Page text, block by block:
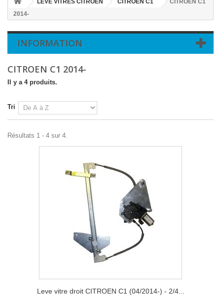
LEVE VITRES CITROEN CITROEN C1
CITROEN C1
2014-
INFORMATION
CITROEN C1 2014-
Il y a 4 produits.
Tri
Résultats 1 - 4 sur 4.
Leve vitre droit CITROEN C1 (04/2014-) - 2/4...